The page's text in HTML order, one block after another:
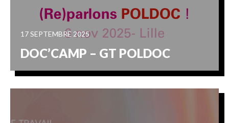
17 SEPTEMBRE 2025
DOC’CAMP – GT POLDOC